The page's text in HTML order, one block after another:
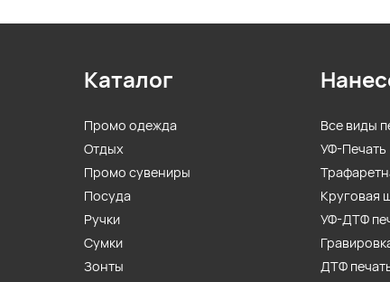
Каталог
Промо одежда
Отдых
Промо сувениры
Посуда
Ручки
Сумки
Зонты
Все виды
УФ-Печать
Круговая
УФ-ДТФ
ДТФ